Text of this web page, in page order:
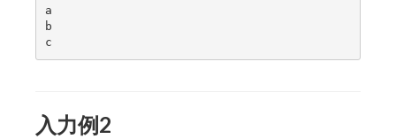
a
b
入力例2